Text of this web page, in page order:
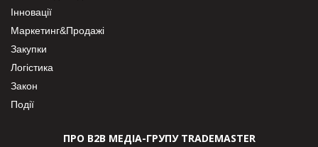
Інновації
Маркетинг&Продажі
Закупки
Логістика
Закон
Події
ПРО В2В МЕДІА-ГРУПУ TRADEMASTER